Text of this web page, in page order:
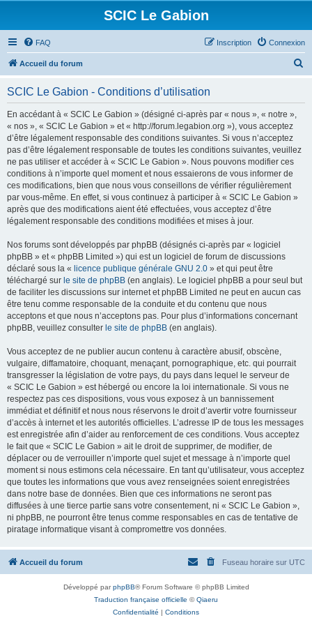
SCIC Le Gabion
FAQ Connexion
Inscription
Accueil du forum
SCIC Le Gabion - Conditions d’utilisation
En accédant à « SCIC Le Gabion » (désigné ci-après par « nous », « notre »,
« nos », « SCIC Le Gabion » et « http://forum.legabion.org »), vous acceptez
d’être légalement responsable des conditions suivantes. Si vous n’acceptez
pas d’être légalement responsable de toutes les conditions suivantes, veuillez
ne pas utiliser et accéder à « SCIC Le Gabion ». Nous pouvons modifier ces
conditions à n’importe quel moment et nous essaierons de vous informer de
ces modifications, bien que nous vous conseillons de vérifier régulièrement
par vous-même. En effet, si vous continuez à participer à « SCIC Le Gabion »
après que des modifications aient été effectuées, vous acceptez d’être
légalement responsable des conditions modifiées et mises à jour.
Nos forums sont développés par phpBB (désignés ci-après par « logiciel
phpBB » et « phpBB Limited ») qui est un logiciel de forum de discussions
déclaré sous la « licence publique générale GNU 2.0 » et qui peut être
téléchargé sur le site de phpBB (en anglais). Le logiciel phpBB a pour seul but
de faciliter les discussions sur internet et phpBB Limited ne peut en aucun cas
être tenu comme responsable de la conduite et du contenu que nous
acceptons et que nous n’acceptons pas. Pour plus d’informations concernant
phpBB, veuillez consulter le site de phpBB (en anglais).
Vous acceptez de ne publier aucun contenu à caractère abusif, obscène,
vulgaire, diffamatoire, choquant, menaçant, pornographique, etc. qui pourrait
transgresser la législation de votre pays, du pays dans lequel le serveur de
« SCIC Le Gabion » est hébergé ou encore la loi internationale. Si vous ne
respectez pas ces dispositions, vous vous exposez à un bannissement
immédiat et définitif et nous nous réservons le droit d’avertir votre fournisseur
d’accès à internet et les autorités officielles. L’adresse IP de tous les messages
est enregistrée afin d’aider au renforcement de ces conditions. Vous acceptez
le fait que « SCIC Le Gabion » ait le droit de supprimer, de modifier, de
déplacer ou de verrouiller n’importe quel sujet et message à n’importe quel
moment si nous estimons cela nécessaire. En tant qu’utilisateur, vous acceptez
que toutes les informations que vous avez renseignées soient enregistrées
dans notre base de données. Bien que ces informations ne seront pas
diffusées à une tierce partie sans votre consentement, ni « SCIC Le Gabion »,
ni phpBB, ne pourront être tenus comme responsables en cas de tentative de
piratage informatique visant à compromettre vos données.
Accueil du forum Fuseau horaire sur UTC
Développé parphpBB® Forum Software © phpBB Limited
Traduction française officielle ©Qiaeru
Confidentialité | Conditions